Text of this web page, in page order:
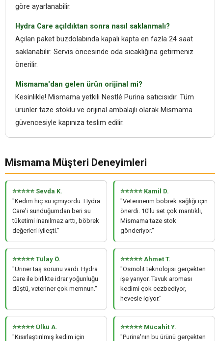
göre ayarlanabilir.
Hydra Care açıldıktan sonra nasıl saklanmalı?
Açılan paket buzdolabında kapalı kapta en fazla 24 saat
saklanabilir. Servis öncesinde oda sıcaklığına getirmeniz
önerilir.
Mismama'dan gelen ürün orijinal mi?
Kesinlikle! Mismama yetkili Nestlé Purina satıcısıdır. Tüm
ürünler taze stoklu ve orijinal ambalajlı olarak Mismama
güvencesiyle kapınıza teslim edilir.
Mismama Müşteri Deneyimleri
⭐⭐⭐⭐⭐ Sevda K.
"Kedim hiç su içmiyordu. Hydra
Care'i sunduğumdan beri su
tüketimi inanılmaz arttı, böbrek
değerleri iyileşti."
⭐⭐⭐⭐⭐ Kamil D.
"Veterinerim böbrek sağlığı için
önerdi. 10'lu set çok mantıklı,
Mismama taze stok
gönderiyor."
⭐⭐⭐⭐⭐ Tülay Ö.
"Üriner taş sorunu vardı. Hydra
Care ile birlikte idrar yoğunluğu
düştü, veteriner çok memnun."
⭐⭐⭐⭐⭐ Ahmet T.
"Osmolit teknolojisi gerçekten
işe yarıyor. Tavuk aroması
kedimi çok cezbediyor,
hevesle içiyor."
⭐⭐⭐⭐⭐ Ülkü A.
"Kısırlaştırılmış kedim için
⭐⭐⭐⭐⭐ Mücahit Y.
"Purina'nın bu ürünü gerçekten